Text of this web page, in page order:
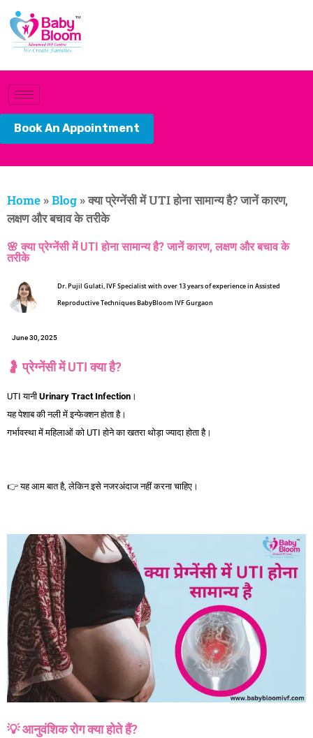
Book An Appointment
Home »Blog »क्या प्रेग्नेंसी में UTI होना सामान्य है? जानें कारण,
लक्षण और बचाव के तरीके
🌸 क्या प्रेग्नेंसी में UTI होना सामान्य है? जानें कारण, लक्षण और बचाव के
तरीके
Dr. Pujil Gulati, IVF Specialist with over 13 years of experience in Assisted
Reproductive Techniques BabyBloom IVF Gurgaon
June 30, 2025
🤰 प्रेग्नेंसी में UTI क्या है?
UTI यानी Urinary Tract Infection ।
यह पेशाब की नली में इन्फेक्शन होता है।
गर्भावस्था में महिलाओं को UTI होने का खतरा थोड़ा ज्यादा होता है।
👉 यह आम बात है, लेकिन इसे नजरअंदाज नहीं करना चाहिए।
💡 आनुवंशिक रोग क्या होते हैं?